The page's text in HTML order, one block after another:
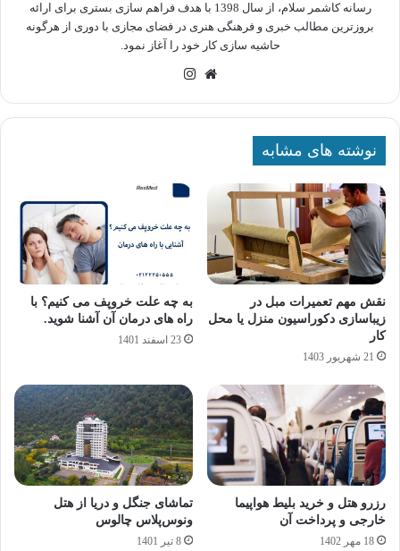
رسانه کاشمر سلام، از سال 1398 با هدف فراهم سازی بستری برای ارائه
بروزترین مطالب خبری و فرهنگی هنری در فضای مجازی با دوری از هرگونه
حاشیه سازی کار خود را آغاز نمود.
وبسایت
نوشته های مشابه
نقش مهم تعمیرات مبل در
زیباسازی دکوراسیون منزل یا محل
کار
21 شهریور 1403
به چه علت خروپف می کنیم؟ با
راه های درمان آن آشنا شوید.
23 اسفند 1401
رزرو هتل و خرید بلیط هواپیما
خارجی و پرداخت آن
18 مهر 1402
تماشای جنگل و دریا از هتل
ونوس‌پلاس چالوس
8 تیر 1401